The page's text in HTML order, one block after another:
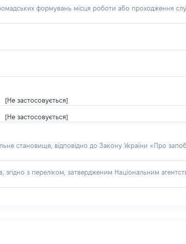
формувань місця роботи або проходження
[Не застосовується]
[Не застосовується]
становище, відповідно до Закону України «Про
з переліком, затвердженим Національним